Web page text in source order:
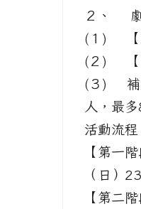
２、 劇
(１) 【D
(２) 【E
(３) 補
人，最
活動流程
【第一
（日）
【第二